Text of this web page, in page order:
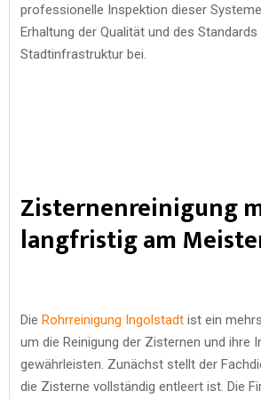
professionelle Inspektion dieser
Erhaltung der Qualität und des
Stadtinfrastruktur bei.
Zisternenreinigung
langfristig am
Die Rohrreinigung Ingolstadt ist ein
um die Reinigung der Zisternen und ihre
gewährleisten. Zunächst stellt der
die Zisterne vollständig entleert ist. Die